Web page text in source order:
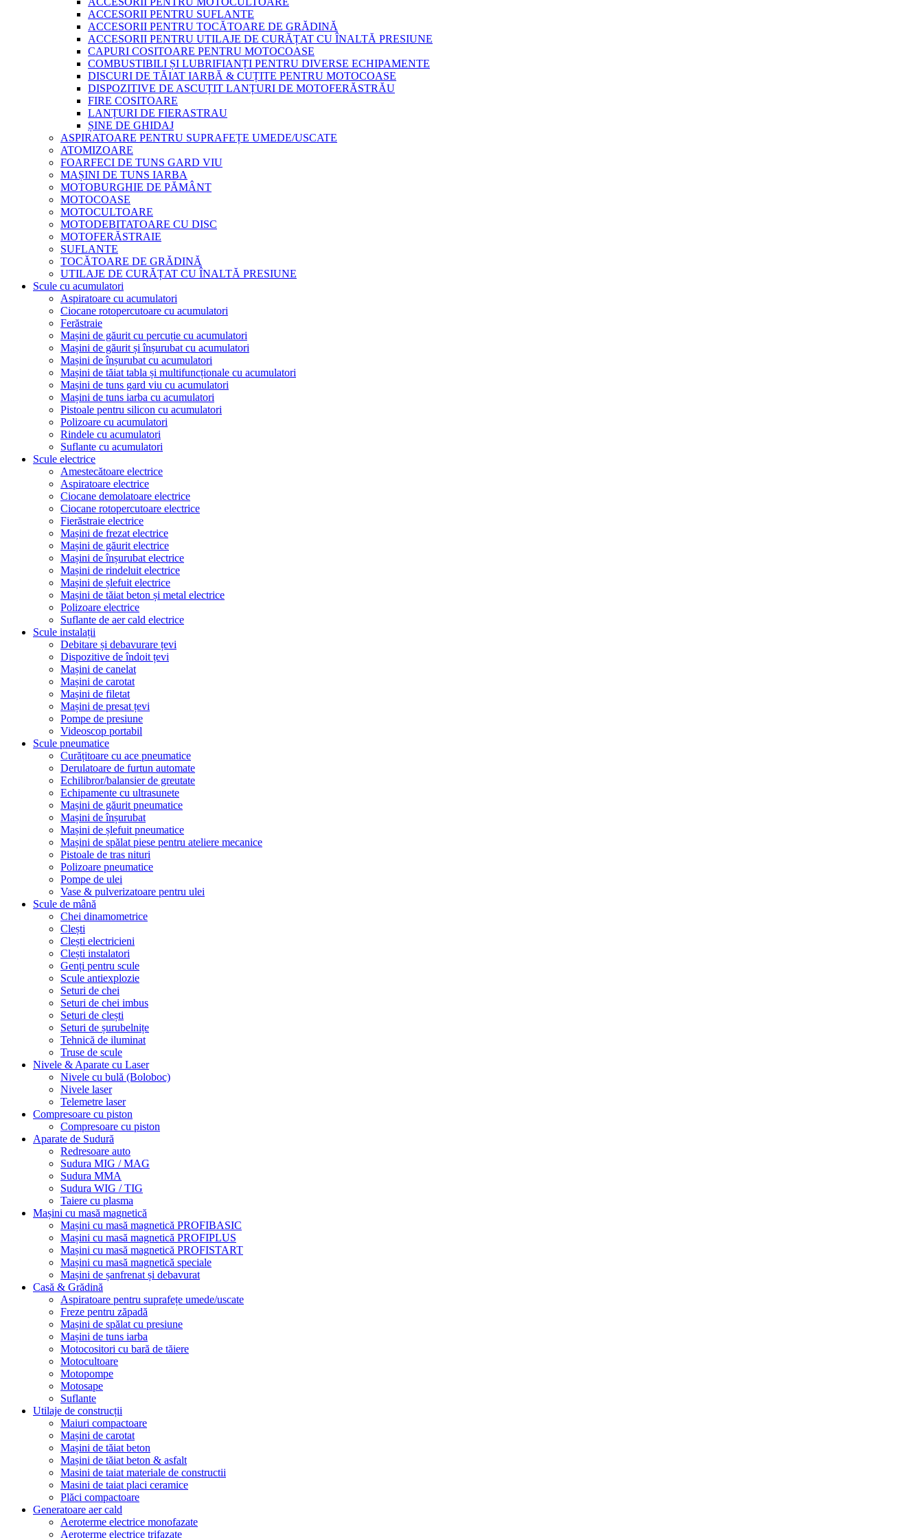
ACCESORII PENTRU SUFLANTE
ACCESORII PENTRU TOCĂTOARE DE GRĂDINĂ
ACCESORII PENTRU UTILAJE DE CURĂȚAT CU ÎNALTĂ PRESIUNE
CAPURI COSITOARE PENTRU MOTOCOASE
COMBUSTIBILI ȘI LUBRIFIANȚI PENTRU DIVERSE ECHIPAMENTE
DISCURI DE TĂIAT IARBĂ & CUȚITE PENTRU MOTOCOASE
DISPOZITIVE DE ASCUȚIT LANȚURI DE MOTOFERĂSTRĂU
FIRE COSITOARE
LANȚURI DE FIERASTRAU
ȘINE DE GHIDAJ
ASPIRATOARE PENTRU SUPRAFEȚE UMEDE/USCATE
ATOMIZOARE
FOARFECI DE TUNS GARD VIU
MAȘINI DE TUNS IARBA
MOTOBURGHIE DE PĂMÂNT
MOTOCOASE
MOTOCULTOARE
MOTODEBITATOARE CU DISC
MOTOFERĂSTRAIE
SUFLANTE
TOCĂTOARE DE GRĂDINĂ
UTILAJE DE CURĂȚAT CU ÎNALTĂ PRESIUNE
Scule cu acumulatori
Aspiratoare cu acumulatori
Ciocane rotopercutoare cu acumulatori
Ferăstraie
Mașini de găurit cu percuție cu acumulatori
Mașini de găurit și înșurubat cu acumulatori
Mașini de înșurubat cu acumulatori
Mașini de tăiat tabla și multifuncționale cu acumulatori
Mașini de tuns gard viu cu acumulatori
Mașini de tuns iarba cu acumulatori
Pistoale pentru silicon cu acumulatori
Polizoare cu acumulatori
Rindele cu acumulatori
Suflante cu acumulatori
Scule electrice
Amestecătoare electrice
Aspiratoare electrice
Ciocane demolatoare electrice
Ciocane rotopercutoare electrice
Fierăstraie electrice
Mașini de frezat electrice
Mașini de găurit electrice
Mașini de înșurubat electrice
Mașini de rindeluit electrice
Mașini de șlefuit electrice
Mașini de tăiat beton și metal electrice
Polizoare electrice
Suflante de aer cald electrice
Scule instalații
Debitare și debavurare țevi
Dispozitive de îndoit țevi
Mașini de canelat
Mașini de carotat
Mașini de filetat
Mașini de presat țevi
Pompe de presiune
Videoscop portabil
Scule pneumatice
Curățitoare cu ace pneumatice
Derulatoare de furtun automate
Echilibror/balansier de greutate
Echipamente cu ultrasunete
Mașini de găurit pneumatice
Mașini de înșurubat
Mașini de șlefuit pneumatice
Mașini de spălat piese pentru ateliere mecanice
Pistoale de tras nituri
Polizoare pneumatice
Pompe de ulei
Vase & pulverizatoare pentru ulei
Scule de mână
Chei dinamometrice
Clești
Clești electricieni
Clești instalatori
Genți pentru scule
Scule antiexplozie
Seturi de chei
Seturi de chei imbus
Seturi de clești
Seturi de șurubelnițe
Tehnică de iluminat
Truse de scule
Nivele & Aparate cu Laser
Nivele cu bulă (Boloboc)
Nivele laser
Telemetre laser
Compresoare cu piston
Compresoare cu piston
Aparate de Sudură
Redresoare auto
Sudura MIG / MAG
Sudura MMA
Sudura WIG / TIG
Taiere cu plasma
Mașini cu masă magnetică
Mașini cu masă magnetică PROFIBASIC
Mașini cu masă magnetică PROFIPLUS
Mașini cu masă magnetică PROFISTART
Mașini cu masă magnetică speciale
Mașini de șanfrenat și debavurat
Casă & Grădină
Aspiratoare pentru suprafețe umede/uscate
Freze pentru zăpadă
Mașini de spălat cu presiune
Mașini de tuns iarba
Motocositori cu bară de tăiere
Motocultoare
Motopompe
Motosape
Suflante
Utilaje de construcții
Maiuri compactoare
Mașini de carotat
Mașini de tăiat beton
Mașini de tăiat beton & asfalt
Masini de taiat materiale de constructii
Masini de taiat placi ceramice
Plăci compactoare
Generatoare aer cald
Aeroterme electrice monofazate
Aeroterme electrice trifazate